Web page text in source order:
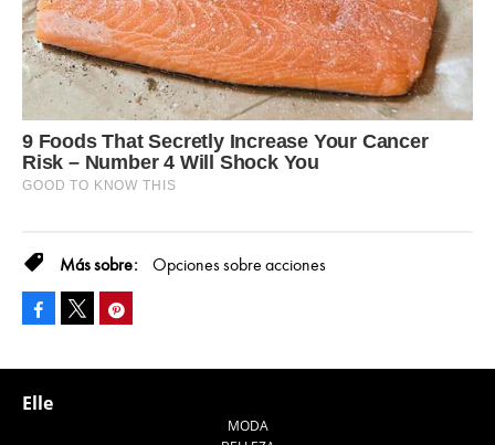
Opciones sobre acciones
Facebook
Elle
MODA